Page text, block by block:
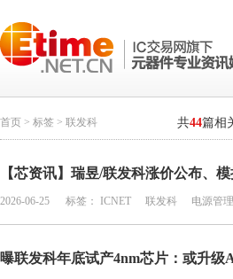
首页 > 标签 > 联发科 共44篇相
【芯资讯】瑞昱/联发科涨价公布、
2026-06-25 标签： ICNET 联发科 电源管理
曝联发科年底试产4nm芯片：或升级